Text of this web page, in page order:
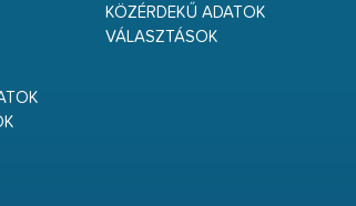
KÖZÉRDEKŰ ADATOK
VÁLASZTÁSOK